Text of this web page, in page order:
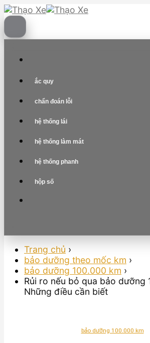
Skip
to
content
ắc quy
chẩn đoán lỗi
hệ thống lái
hệ thống làm mát
hệ thống phanh
hộp số
Trang chủ ›
bảo dưỡng theo mốc km ›
bảo dưỡng 100.000 km ›
Rủi ro nếu bỏ qua bảo dưỡng
Những điều cần biết
bảo dưỡng 100.000 km